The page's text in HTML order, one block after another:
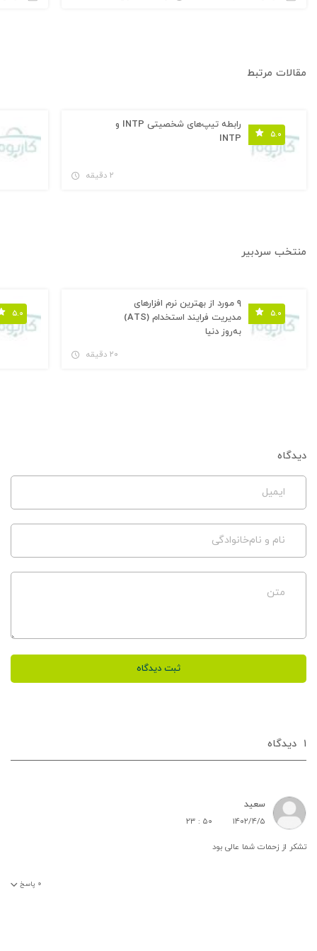
مقالات مرتبط
۵.۰
رابطه تیپ‌های شخصیتی INTP و
INTP
۲ دقیقه
منتخب سردبیر
۵.۰
۹ مورد از بهترین نرم افزارهای
مدیریت فرایند استخدام (ATS)
به‌روز دنیا
۲۰ دقیقه
۵.۰
دیدگاه
ایمیل
نام و نام‌خانوادگی
متن
ثبت دیدگاه
۱ دیدگاه‌
سعید
۱۴۰۲/۴/۵ ۲۳ : ۵۰
تشکر از زحمات شما عالی بود
۰ پاسخ